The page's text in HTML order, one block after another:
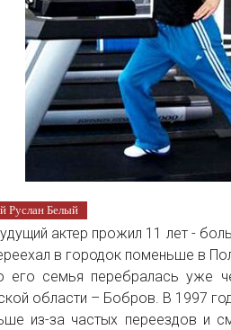
Руслан Белый
актер прожил 11 лет -
в городок поменьше в
его семья перебралась уже
области – Бобров. В 1997
из-за частых переездов и